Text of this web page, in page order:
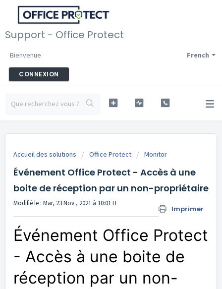
Support - Office Protect
French
Bienvenue
CONNEXION
Accueil des solutions Office Protect Monitor
Événement Office Protect - Accès à une
boite de réception par un non-propriétaire
Imprimer
Modifié le : Mar, 23 Nov., 2021 à 10:01 H
Événement Office Protect
- Accès à une boite de
réception par un non-